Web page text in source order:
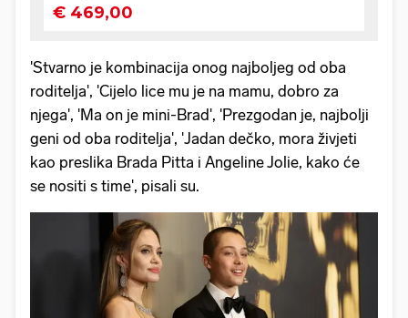
'Stvarno je kombinacija onog najboljeg od oba
roditelja', 'Cijelo lice mu je na mamu, dobro za
njega', 'Ma on je mini-Brad', 'Prezgodan je, najbolji
geni od oba roditelja', 'Jadan dečko, mora živjeti
kao preslika Brada Pitta i Angeline Jolie, kako će
se nositi s time', pisali su.